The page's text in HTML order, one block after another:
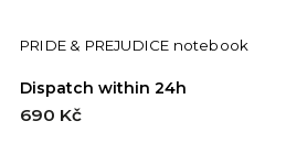
PRIDE & PREJUDICE notebook
Dispatch within 24h
690 Kč